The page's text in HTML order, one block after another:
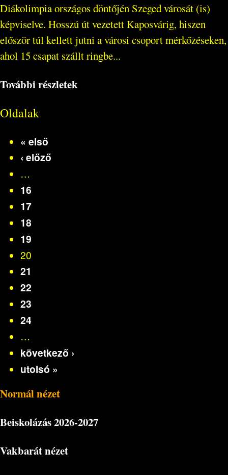
Diákolimpia országos döntőjén Szeged városát (is)
képviselve. Hosszú út vezetett Kaposvárig, hiszen
először túl kellett jutni a városi csoport mérkőzéseken,
ahol 15 csapat szállt ringbe...
További részletek
Oldalak
« első
‹ előző
…
16
17
18
19
20
21
22
23
24
…
következő ›
utolsó »
Normál nézet
Beiskolázás2026-2027
Vakbarát nézet